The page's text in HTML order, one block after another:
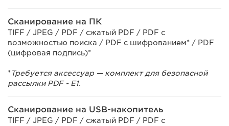
Сканирование на ПК
TIFF / JPEG / PDF / сжатый PDF / PDF с
возможностью поиска / PDF с шифрованием* / PDF
(цифровая подпись)*
*Требуется аксессуар — комплект для безопасной
рассылки PDF - E1.
Сканирование на USB-накопитель
TIFF / JPEG / PDF / сжатый PDF / PDF с